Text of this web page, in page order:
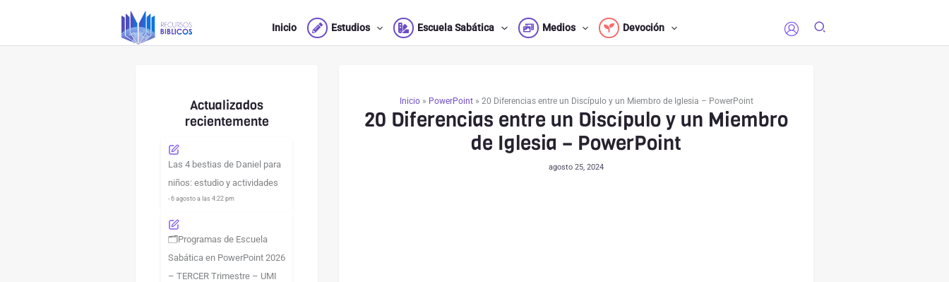
Inicio Estudios Escuela Sabática Medios Devoción
Actualizados
recientemente
Las 4 bestias de Daniel para
niños: estudio y actividades
- 6 agosto a las 4:22 pm
🗂️Programas de Escuela
Sabática en PowerPoint 2026
– TERCER Trimestre – UMI
Inicio» PowerPoint» 20 Diferencias entre un Discípulo y un Miembro de Iglesia – PowerPoint
20 Diferencias entre un Discípulo y un Miembro
de Iglesia – PowerPoint
agosto 25, 2024